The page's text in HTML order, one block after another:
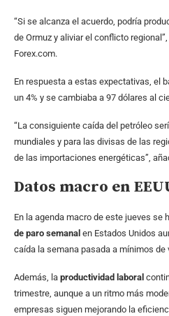
“Si se alcanza el acuerdo, podría
de Ormuz y aliviar el conflicto
Forex.com.
En respuesta a estas expectativas, el
un 4% y se cambiaba a 97 dólares al
“La consiguiente caída del petróleo
mundiales y para las divisas de las
de las importaciones energéticas”,
Datos macro en
En la agenda macro de este jueves se
de paro semanal en Estados Unidos
caída la semana pasada a mínimos de
Además, la productividad laboral
trimestre, aunque a un ritmo más
empresas siguen mejorando la